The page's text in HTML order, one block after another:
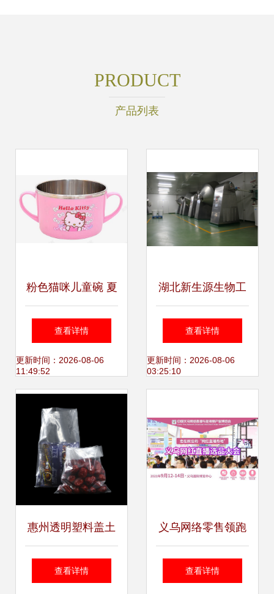
PRODUCT
产品列表
粉色猫咪儿童碗 夏
日午后的小确幸
查看详情
更新时间：2026-08-06
11:49:52
湖北新生源生物工
程有限公司向多领
域延伸 日用百货业
查看详情
更新时间：2026-08-06
03:25:10
惠州透明塑料盖土
袋定制 90*130cm
查看详情
义乌网络零售领跑
全省 695.57亿元背
查看详情